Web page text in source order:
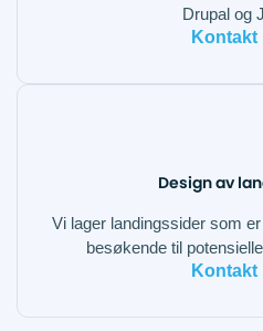
Drupal og
Kontakt
Design av
Vi lager landingssider som
besøkende til
Kontakt